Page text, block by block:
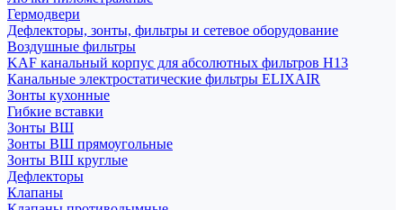
Гермодвери
Дефлекторы, зонты, фильтры и сетевое оборудование
Воздушные фильтры
KAF канальный корпус для абсолютных фильтров H13
Канальные электростатические фильтры ELIXAIR
Зонты кухонные
Гибкие вставки
Зонты ВШ
Зонты ВШ прямоугольные
Зонты ВШ круглые
Дефлекторы
Клапаны